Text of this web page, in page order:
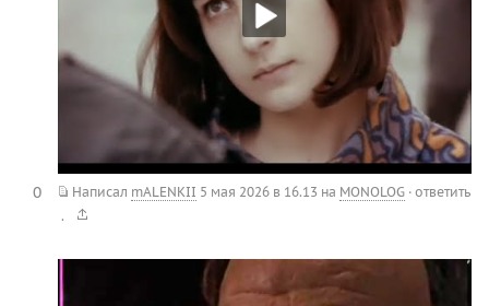
Написал mALENKII 5 мая 2026 в 16.13 на MONOLOG · ответить
.
0